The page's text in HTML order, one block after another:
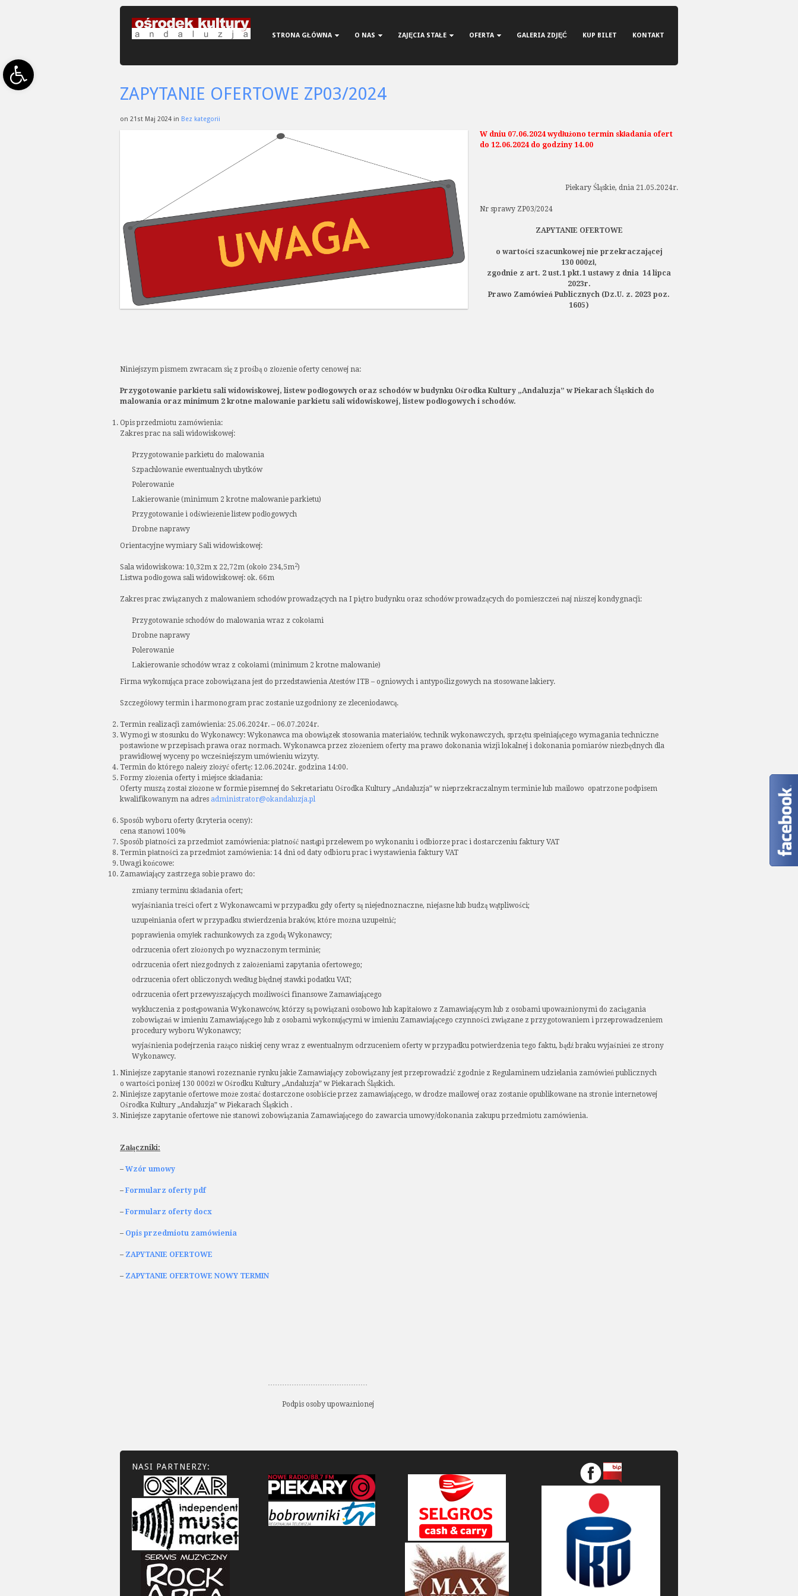
Open toolbar
STRONA GŁÓWNA O NAS ZAJĘCIA STAŁE OFERTA GALERIA ZDJĘĆ KUP BILET KONTAKT
ZAPYTANIE OFERTOWE ZP03/2024
on 21st Maj 2024 in Bez kategorii
W dniu 07.06.2024 wydłużono termin składania ofert
do 12.06.2024 do godziny 14.00
Piekary Śląskie, dnia 21.05.2024r.
Nr sprawy ZP03/2024
ZAPYTANIE OFERTOWE
o wartości szacunkowej nie przekraczającej
130 000zł,
zgodnie z art. 2 ust.1 pkt.1 ustawy z dnia 14 lipca
2023r.
Prawo Zamówień Publicznych (Dz.U. z. 2023 poz.
1605)
Niniejszym pismem zwracam się z prośbą o złożenie oferty cenowej na:
Przygotowanie parkietu sali widowiskowej, listew podłogowych oraz schodów w budynku Ośrodka Kultury „Andaluzja” w Piekarach Śląskich do
malowania oraz minimum 2 krotne malowanie parkietu sali widowiskowej, listew podłogowych i schodów.
Opis przedmiotu zamówienia:
Zakres prac na sali widowiskowej:
Przygotowanie parkietu do malowania
Szpachlowanie ewentualnych ubytków
Polerowanie
Lakierowanie (minimum 2 krotne malowanie parkietu)
Przygotowanie i odświeżenie listew podłogowych
Drobne naprawy
Orientacyjne wymiary Sali widowiskowej:
Sala widowiskowa: 10,32m x 22,72m (około 234,5m2)
Listwa podłogowa sali widowiskowej: ok. 66m
Zakres prac związanych z malowaniem schodów prowadzących na I piętro budynku oraz schodów prowadzących do pomieszczeń naj niższej kondygnacji:
Przygotowanie schodów do malowania wraz z cokołami
Drobne naprawy
Polerowanie
Lakierowanie schodów wraz z cokołami (minimum 2 krotne malowanie)
Firma wykonująca prace zobowiązana jest do przedstawienia Atestów ITB – ogniowych i antypoślizgowych na stosowane lakiery.
Szczegółowy termin i harmonogram prac zostanie uzgodniony ze zleceniodawcą.
Termin realizacji zamówienia: 25.06.2024r. – 06.07.2024r.
Wymogi w stosunku do Wykonawcy: Wykonawca ma obowiązek stosowania materiałów, technik wykonawczych, sprzętu spełniającego wymagania techniczne
postawione w przepisach prawa oraz normach. Wykonawca przez złożeniem oferty ma prawo dokonania wizji lokalnej i dokonania pomiarów niezbędnych dla
prawidłowej wyceny po wcześniejszym umówieniu wizyty.
Termin do którego należy złożyć ofertę: 12.06.2024r. godzina 14:00.
Formy złożenia oferty i miejsce składania:
Oferty muszą został złożone w formie pisemnej do Sekretariatu Ośrodka Kultury „Andaluzja” w nieprzekraczalnym terminie lub mailowo opatrzone podpisem
kwalifikowanym na adres administrator@okandaluzja.pl
Sposób wyboru oferty (kryteria oceny):
cena stanowi 100%
Sposób płatności za przedmiot zamówienia: płatność nastąpi przelewem po wykonaniu i odbiorze prac i dostarczeniu faktury VAT
Termin płatności za przedmiot zamówienia: 14 dni od daty odbioru prac i wystawienia faktury VAT
Uwagi końcowe:
Zamawiający zastrzega sobie prawo do:
zmiany terminu składania ofert;
wyjaśniania treści ofert z Wykonawcami w przypadku gdy oferty są niejednoznaczne, niejasne lub budzą wątpliwości;
uzupełniania ofert w przypadku stwierdzenia braków, które można uzupełnić;
poprawienia omyłek rachunkowych za zgodą Wykonawcy;
odrzucenia ofert złożonych po wyznaczonym terminie;
odrzucenia ofert niezgodnych z założeniami zapytania ofertowego;
odrzucenia ofert obliczonych według błędnej stawki podatku VAT;
odrzucenia ofert przewyższających możliwości finansowe Zamawiającego
wykluczenia z postępowania Wykonawców, którzy są powiązani osobowo lub kapitałowo z Zamawiającym lub z osobami upoważnionymi do zaciągania
zobowiązań w imieniu Zamawiającego lub z osobami wykonującymi w imieniu Zamawiającego czynności związane z przygotowaniem i przeprowadzeniem
procedury wyboru Wykonawcy;
wyjaśnienia podejrzenia rażąco niskiej ceny wraz z ewentualnym odrzuceniem oferty w przypadku potwierdzenia tego faktu, bądź braku wyjaśnień ze strony
Wykonawcy.
Niniejsze zapytanie stanowi rozeznanie rynku jakie Zamawiający zobowiązany jest przeprowadzić zgodnie z Regulaminem udzielania zamówień publicznych
o wartości poniżej 130 000zł w Ośrodku Kultury „Andaluzja” w Piekarach Śląskich.
Niniejsze zapytanie ofertowe może zostać dostarczone osobiście przez zamawiającego, w drodze mailowej oraz zostanie opublikowane na stronie internetowej
Ośrodka Kultury „Andaluzja” w Piekarach Śląskich .
Niniejsze zapytanie ofertowe nie stanowi zobowiązania Zamawiającego do zawarcia umowy/dokonania zakupu przedmiotu zamówienia.
Załączniki:
– Wzór umowy
– Formularz oferty pdf
– Formularz oferty docx
– Opis przedmiotu zamówienia
– ZAPYTANIE OFERTOWE
– ZAPYTANIE OFERTOWE NOWY TERMIN
……………………………………
Podpis osoby upoważnionej
NASI PARTNERZY: